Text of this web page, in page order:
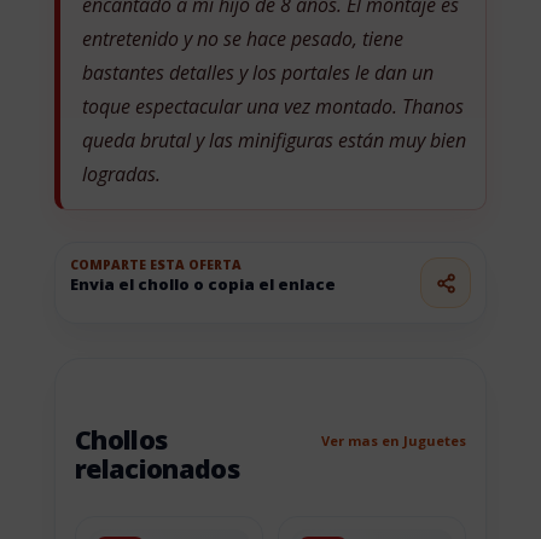
encantado a mi hijo de 8 años. El montaje es
entretenido y no se hace pesado, tiene
bastantes detalles y los portales le dan un
toque espectacular una vez montado. Thanos
queda brutal y las minifiguras están muy bien
logradas.
COMPARTE ESTA OFERTA
Envia el chollo o copia el enlace
Chollos
relacionados
Ver mas en Juguetes